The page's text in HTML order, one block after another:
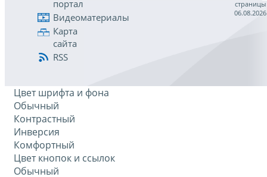
портал
Видеоматериалы
Карта
сайта
RSS
страницы
06.08.2026
Цвет шрифта и фона
Обычный
Контрастный
Инверсия
Комфортный
Цвет кнопок и ссылок
Обычный